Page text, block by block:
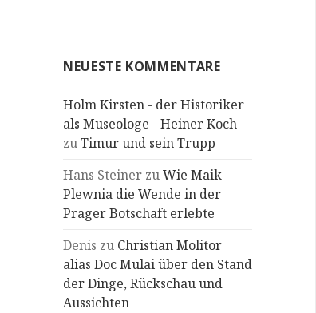
NEUESTE KOMMENTARE
Holm Kirsten - der Historiker
als Museologe - Heiner Koch
zuTimur und sein Trupp
Hans Steiner zuWie Maik
Plewnia die Wende in der
Prager Botschaft erlebte
Denis zu Christian Molitor
alias Doc Mulai über den Stand
der Dinge, Rückschau und
Aussichten